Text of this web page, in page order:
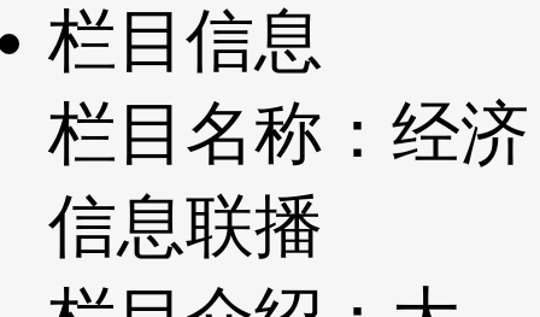
栏目信息
栏目名称：经济
信息联播